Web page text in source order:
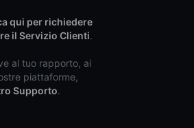
qui per richiedere
il Servizio Clienti.
al tuo rapporto, ai
piattaforme,
Supporto.